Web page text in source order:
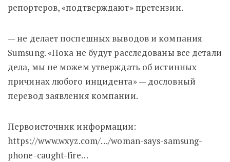
репортеров, «подтверждают» претензии.
— не делает поспешных выводов и компания
Sumsung. «Пока не будут расследованы все детали
дела, мы не можем утверждать об истинных
причинах любого инцидента» — дословный
перевод заявления компании.
Первоисточник информации:
https://www.wxyz.com/…/woman-says-samsung-
phone-caught-fire…